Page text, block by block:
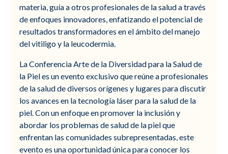
materia, guía a otros profesionales de la salud a través
de enfoques innovadores, enfatizando el potencial de
resultados transformadores en el ámbito del manejo
del vitiligo y la leucodermia.
La Conferencia Arte de la Diversidad para la Salud de
la Piel es un evento exclusivo que reúne a profesionales
de la salud de diversos orígenes y lugares para discutir
los avances en la tecnología láser para la salud de la
piel. Con un enfoque en promover la inclusión y
abordar los problemas de salud de la piel que
enfrentan las comunidades subrepresentadas, este
evento es una oportunidad única para conocer los